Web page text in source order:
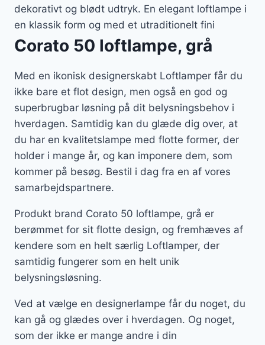
dekorativt og blødt udtryk. En elegant loftlampe i
en klassik form og med et utraditionelt fini
Corato 50 loftlampe, grå
Med en ikonisk designerskabt Loftlamper får du
ikke bare et flot design, men også en god og
superbrugbar løsning på dit belysningsbehov i
hverdagen. Samtidig kan du glæde dig over, at
du har en kvalitetslampe med flotte former, der
holder i mange år, og kan imponere dem, som
kommer på besøg. Bestil i dag fra en af vores
samarbejdspartnere.
Produkt brand Corato 50 loftlampe, grå er
berømmet for sit flotte design, og fremhæves af
kendere som en helt særlig Loftlamper, der
samtidig fungerer som en helt unik
belysningsløsning.
Ved at vælge en designerlampe får du noget, du
kan gå og glædes over i hverdagen. Og noget,
som der ikke er mange andre i din